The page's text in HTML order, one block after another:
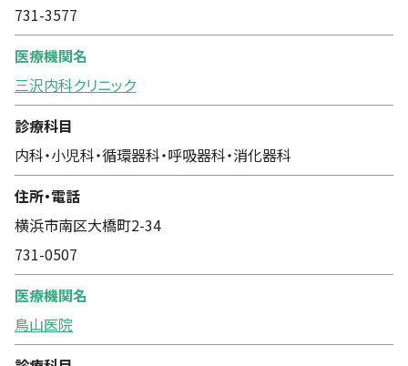
731-3577
医療機関名
三沢内科クリニック
診療科目
内科・小児科・循環器科・呼吸器科・消化器科
住所・電話
横浜市南区大橋町2-34
731-0507
医療機関名
鳥山医院